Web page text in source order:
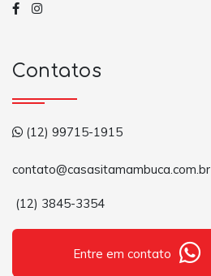
Contatos
(12) 99715-1915
contato@casasitamambuca.com.br
(12) 3845-3354
Entre em contato